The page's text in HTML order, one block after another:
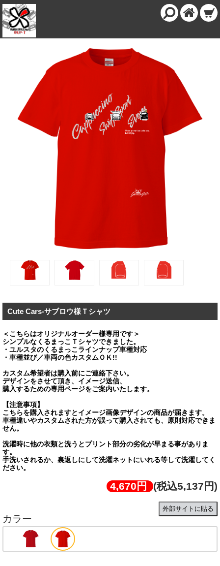
Cute Cars-サブロウ様Ｔシャツ
＜こちらはオリジナルオーダー様専用です＞
シンプルなくるまっこＴシャツできました。
・ユルスタのくるまっこラインナップ車種対応
・車種並び／車両の色カスタムＯＫ!!
カスタム希望者は購入前にご連絡下さい。
デザインをさせて頂き、イメージ送信、
購入するための専用ページをご案内いたします。
【注意事項】
こちらを購入されますとイメージ画像デザインの商品が届きます。
車種違いやカスタムされた方が誤って購入されても、原則対応できま
せん。
洗濯時に他の衣類と洗うとプリント部分の劣化が早まる事がありま
す。
手洗いされるか、裏返しにして洗濯ネットにいれる等して洗濯してく
ださい。
4,670円 (税込5,137円)
外部サイトに貼る
カラー